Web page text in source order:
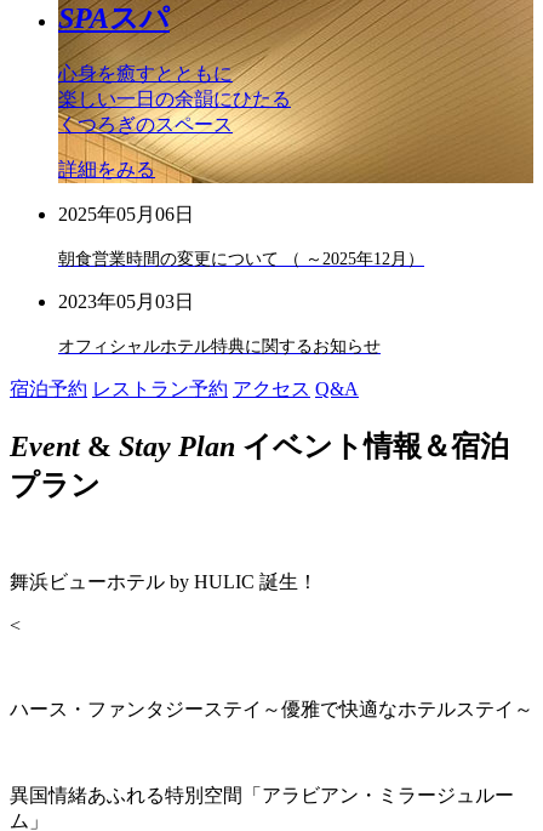
SPAスパ
心身を癒すとともに
楽しい一日の余韻にひたる
くつろぎのスペース
詳細をみる
2025年05月06日
朝食営業時間の変更について （ ～2025年12月）
2023年05月03日
オフィシャルホテル特典に関するお知らせ
宿泊予約 レストラン予約 アクセス Q&A
Event& Stay Plan イベント情報＆宿泊
プラン
舞浜ビューホテル by HULIC 誕生！
<
ハース・ファンタジーステイ～優雅で快適なホテルステイ～
異国情緒あふれる特別空間「アラビアン・ミラージュルー
ム」